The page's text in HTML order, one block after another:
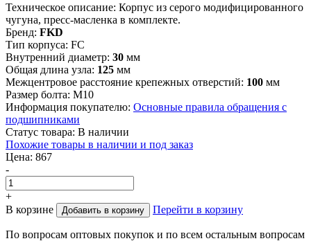
Техническое описание: Корпус из серого модифицированного
чугуна, пресс-масленка в комплекте.
Бренд: FKD
Тип корпуса: FC
Внутренний диаметр: 30 мм
Общая длина узла: 125 мм
Межцентровое расстояние крепежных отверстий: 100 мм
Размер болта: М10
Информация покупателю: Основные правила обращения с
подшипниками
Статус товара: В наличии
Похожие товары в наличии и под заказ
Цена: 867
-
+
В корзине
Добавить в корзину Перейти в корзину
По вопросам оптовых покупок и по всем остальным вопросам